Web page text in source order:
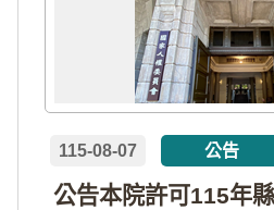
115-08-07 公告